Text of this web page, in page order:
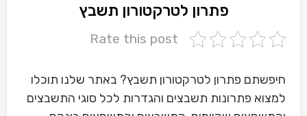
פתרון לטרקטורון תשבץ
Rate this post
חיפשתם פתרון לטרקטורון תשבץ? באתר שלנו תוכלו
למצוא פתרונות תשבצים והגדרות לכל סוגי התשבצים